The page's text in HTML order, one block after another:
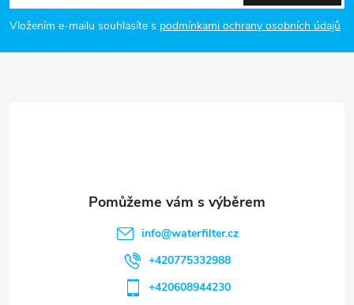
p
a
Vložením e-mailu souhlasíte s podmínkami ochrany osobních údajů
info@waterfilter.cz
+420775332988
+420608944230